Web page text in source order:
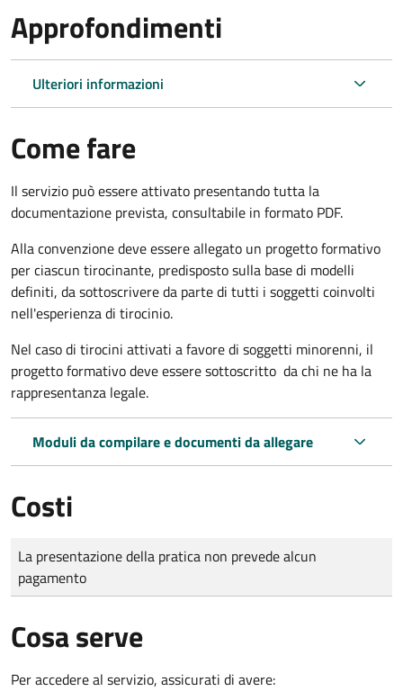
Approfondimenti
Ulteriori informazioni
Come fare
Il servizio può essere attivato presentando tutta la
documentazione prevista, consultabile in formato PDF.
Alla convenzione deve essere allegato un progetto formativo
per ciascun tirocinante, predisposto sulla base di modelli
definiti, da sottoscrivere da parte di tutti i soggetti coinvolti
nell'esperienza di tirocinio.
Nel caso di tirocini attivati a favore di soggetti minorenni, il
progetto formativo deve essere sottoscritto da chi ne ha la
rappresentanza legale.
Moduli da compilare e documenti da allegare
Costi
Tipo di pagamento
Importo
La presentazione della pratica non prevede alcun
pagamento
Cosa serve
Per accedere al servizio, assicurati di avere: